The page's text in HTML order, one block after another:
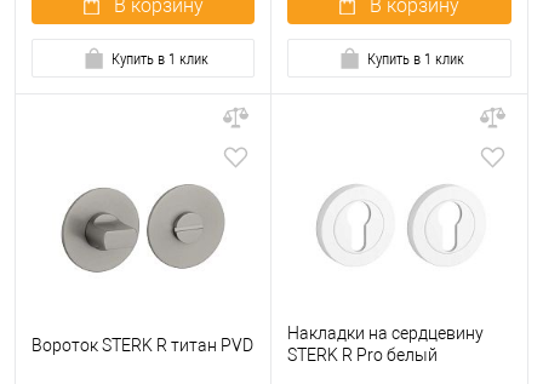
В корзину
Купить в 1 клик
В корзину
Купить в 1 клик
Вороток STERK R титан PVD
Накладки на сердцевину
STERK R Pro белый